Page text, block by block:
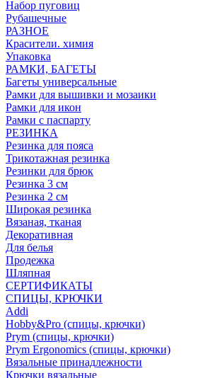
Набор пуговиц
Рубашечные
РАЗНОЕ
Красители. химия
Упаковка
РАМКИ, БАГЕТЫ
Багеты универсальные
Рамки для вышивки и мозаики
Рамки для икон
Рамки с паспарту
РЕЗИНКА
Резинка для пояса
Трикотажная резинка
Резинки для брюк
Резинка 3 см
Резинка 2 см
Широкая резинка
Вязаная, тканая
Декоративная
Для белья
Продежка
Шляпная
СЕРТИФИКАТЫ
СПИЦЫ, КРЮЧКИ
Addi
Hobby&Pro (спицы, крючки)
Prym (спицы, крючки)
Prym Ergonomics (спицы, крючки)
Вязальные принадлежности
Крючки вязальные